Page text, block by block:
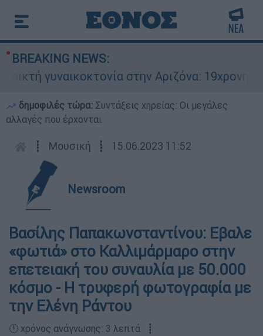
BREAKING NEWS:
γυναικοκτονία στην Αριζόνα: 19χρονη
δημοφιλές τώρα: Συντάξεις χηρείας: Οι μεγάλες
αλλαγές που έρχονται
┋ Μουσική ┋ 15.06.2023 11:52
Newsroom
Βασίλης Παπακωνσταντίνου: Εβαλε
«φωτιά» στο Καλλιμάρμαρο στην
επετειακή του συναυλία με 50.000
κόσμο - Η τρυφερή φωτογραφία με
την Ελένη Ράντου
🕛 χρόνος ανάγνωσης: 3 λεπτά ┋